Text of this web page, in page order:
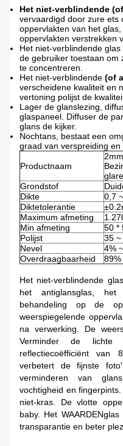
Het niet-verblindende
vervaardigd door zure ets
oppervlakten van het
oppervlakten verstrekken
Het niet-verblindende
de gebruiker toestaan om
te concentreren.
Het niet-verblindende (of
verscheidene kwaliteit en
vertoning polijst de
Lager de glanslezing,
glaspaneel. Diffuser de
glans de kijker.
Nochtans, bestaat een
graad van verspreiding
Productnaam
Grondstof
Dikte
0,7
Diktetolerantie
Maximum afmeting
Min afmeting
50 *
Polijst
35
Nevel
4%
Overdraagbaarheid
89%
Het niet-verblindende
het antiglansglas,
behandeling op de
weerspiegelende
na verwerking. De
Verminder de
reflectiecoëfficiënt van
verbetert de fijnste
verminderen van
vochtigheid en
niet-kras. De vlotte
baby. Het
transparantie en beter